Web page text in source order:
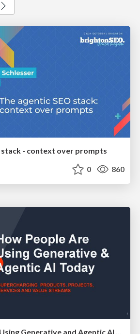
stack - context over prompts
0 860
How People are Using Generative and Agentic AI to Supercharge Their Products, Projects, Services and Value Streams Today